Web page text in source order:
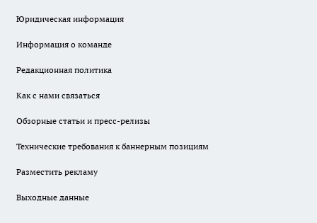
Юридическая информация
Информация о команде
Редакционная политика
Как с нами связаться
Обзорные статьи и пресс-релизы
Технические требования к баннерным позициям
Разместить рекламу
Выходные данные